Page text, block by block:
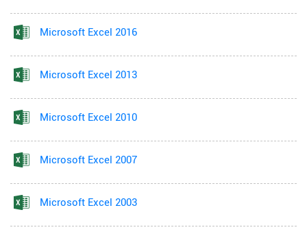
Microsoft Excel 2016
Microsoft Excel 2013
Microsoft Excel 2010
Microsoft Excel 2007
Microsoft Excel 2003